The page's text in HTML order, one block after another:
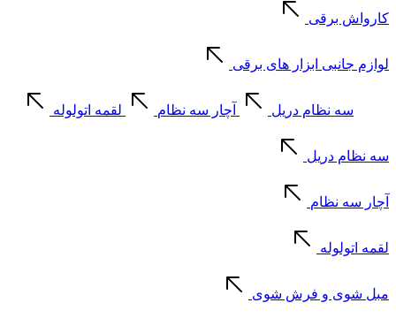
کارواش برقی
لوازم جانبی ابزار های برقی
سه نظام دریل آچار سه نظام لقمه اتولوله
سه نظام دریل
آچار سه نظام
لقمه اتولوله
مبل شوی و فرش شوی